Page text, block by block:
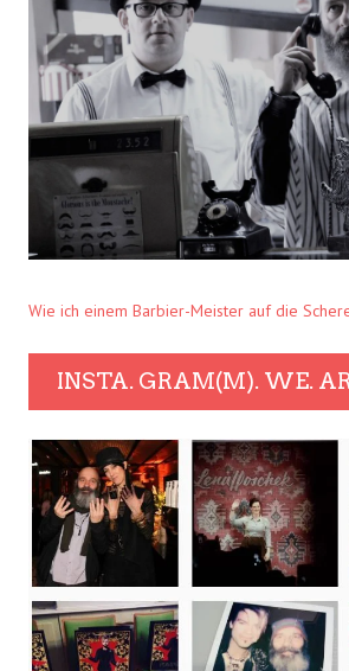
Wie ich einem Barbier-Meister auf die
INSTA. GRAM(M). WE.